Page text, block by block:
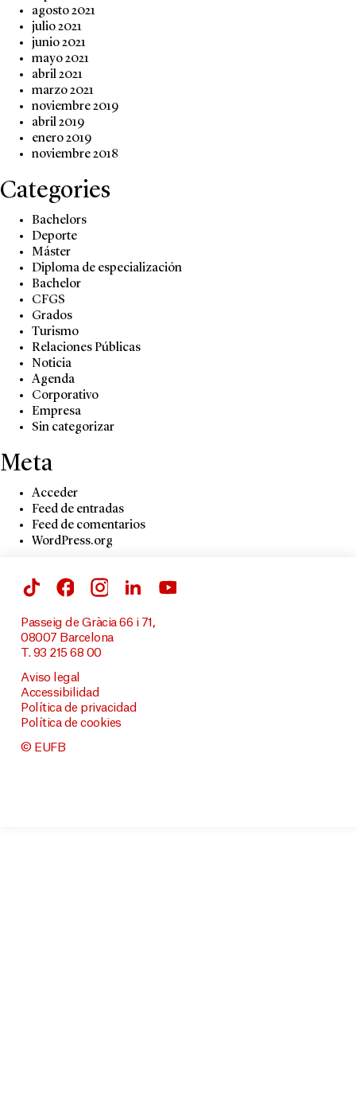
agosto 2021
julio 2021
junio 2021
mayo 2021
abril 2021
marzo 2021
noviembre 2019
abril 2019
enero 2019
noviembre 2018
Categories
Bachelors
Deporte
Máster
Diploma de especialización
Bachelor
CFGS
Grados
Turismo
Relaciones Públicas
Noticia
Agenda
Corporativo
Empresa
Sin categorizar
Meta
Acceder
Feed de entradas
Feed de comentarios
WordPress.org
Passeig de Gràcia 66 i 71,
08007 Barcelona
T. 93 215 68 00
Aviso legal
Accessibilidad
Política de privacidad
Política de cookies
© EUFB